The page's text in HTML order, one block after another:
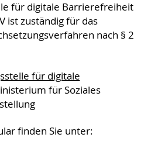
für digitale Barrierefreiheit
ist zuständig für das
nach § 2
für digitale
für Soziales
finden Sie unter: